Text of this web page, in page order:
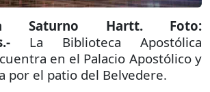
Saturno Hartt. Foto:
La Biblioteca Apostólica
en el Palacio Apostólico y
por el patio del Belvedere.